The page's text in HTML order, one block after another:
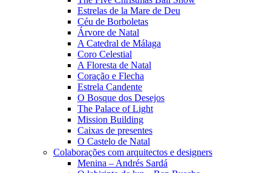
Estrelas de la Mare de Deu
Céu de Borboletas
Árvore de Natal
A Catedral de Málaga
Coro Celestial
A Floresta de Natal
Coração e Flecha
Estrela Candente
O Bosque dos Desejos
The Palace of Light
Mission Building
Caixas de presentes
O Castelo de Natal
Colaborações com arquitectos e designers
Menina – Andrés Sardá